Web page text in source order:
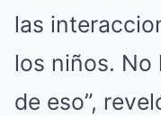
las
los niños. No
de eso”,